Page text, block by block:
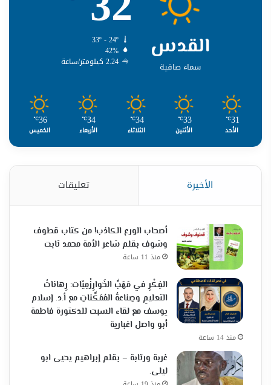
القدس
سماء صافية
33º - 24º
42%
2.24 كيلومتر/ساعة
31
℃
الأحد
33
℃
الأثنين
34
℃
الثلاثاء
34
℃
الأربعاء
36
℃
الخميس
الأخيرة تعليقات
أصحاب الورع الكاذب! من كتاب قطوف
وشوف بقلم شاعر الأمة محمد ثابت
منذ 11 ساعة
الفِكْرِ في مَهَبِّ الخَوارِزْمِيّات: رِهاناتُ
التعليمِ وصِناعةُ المُمَكِّناتِ مع أ.د. إسلام
يوسف مع لقاء السبت للدكتورة فاطمة
أبو واصل اغبارية
منذ 14 ساعة
غربة ورتابة – بقلم إبراهيم يحيى ابو
ليلى.